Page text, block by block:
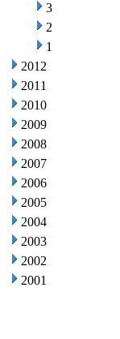
3
2
1
2012
2011
2010
2009
2008
2007
2006
2005
2004
2003
2002
2001